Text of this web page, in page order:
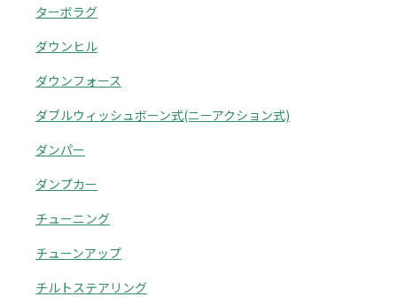
ターボラグ
ダウンヒル
ダウンフォース
ダブルウィッシュボーン式(ニーアクション式)
ダンパー
ダンプカー
チューニング
チューンアップ
チルトステアリング